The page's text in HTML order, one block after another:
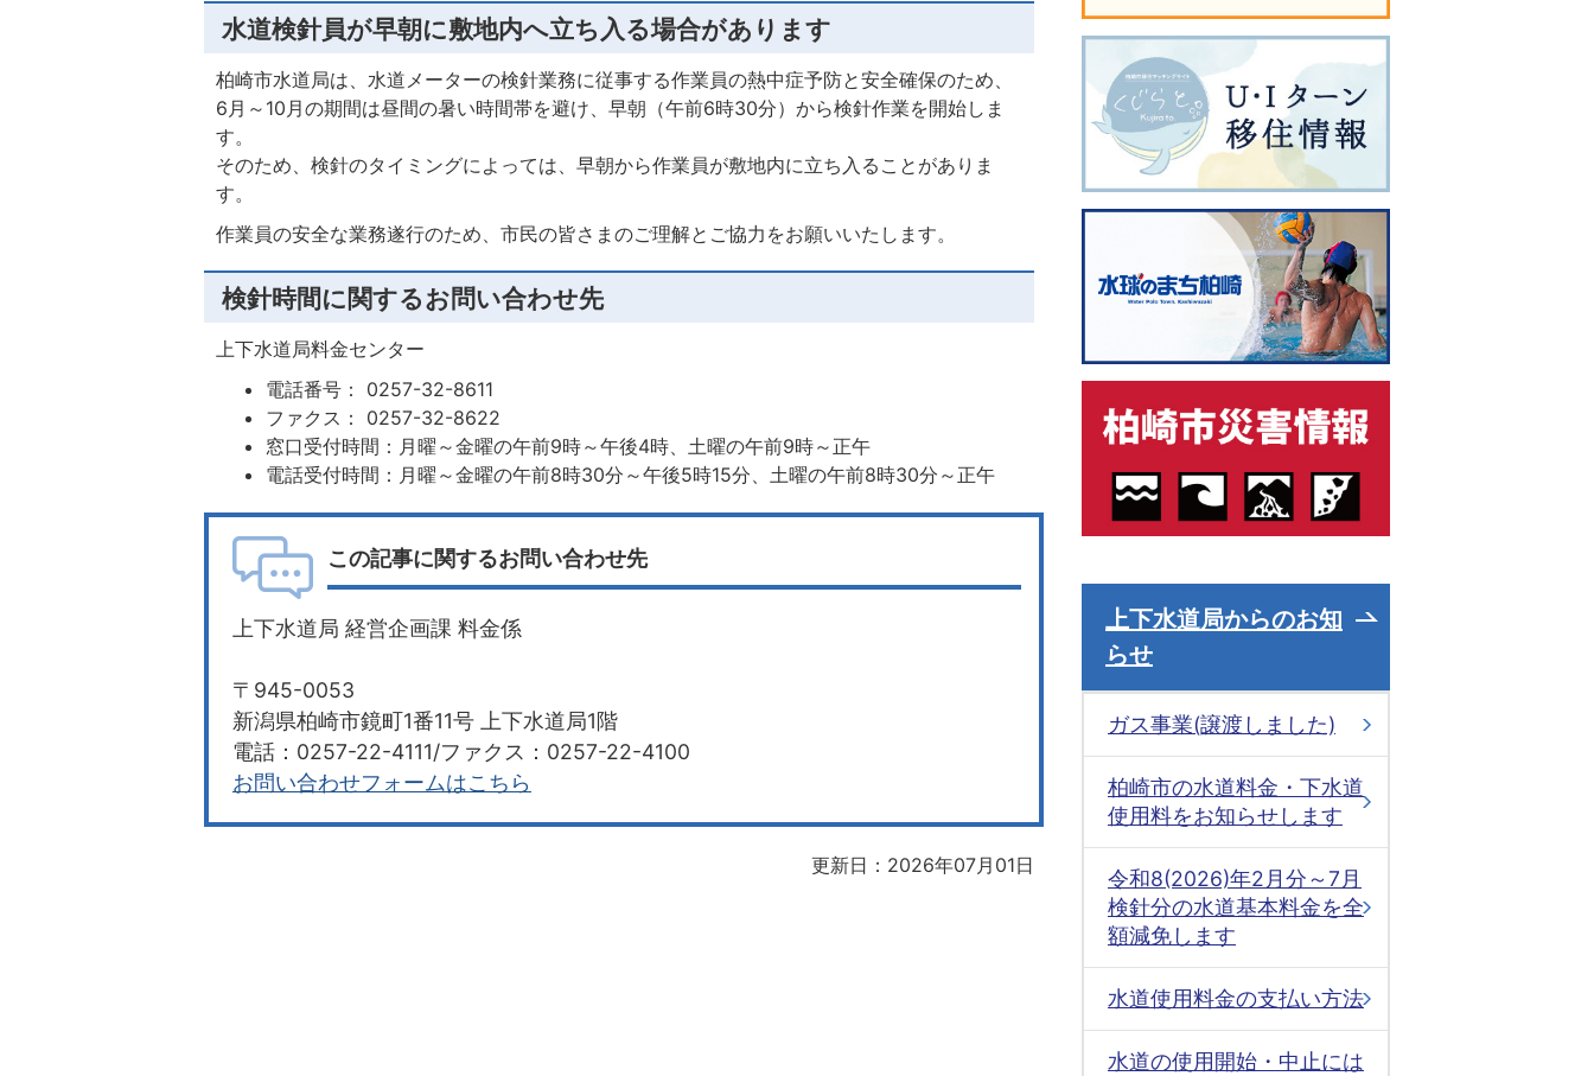
水道検針員が早朝に敷地内へ立ち入る場合があります
柏崎市水道局は、水道メーターの検針業務に従事する作業員の熱中症予防と安全確保のため、
6月～10月の期間は昼間の暑い時間帯を避け、早朝（午前6時30分）から検針作業を開始しま
す。
そのため、検針のタイミングによっては、早朝から作業員が敷地内に立ち入ることがありま
す。
作業員の安全な業務遂行のため、市民の皆さまのご理解とご協力をお願いいたします。
検針時間に関するお問い合わせ先
上下水道局料金センター
電話番号： 0257-32-8611
ファクス： 0257-32-8622
窓口受付時間：月曜～金曜の午前9時～午後4時、土曜の午前9時～正午
電話受付時間：月曜～金曜の午前8時30分～午後5時15分、土曜の午前8時30分～正午
この記事に関するお問い合わせ先
上下水道局 経営企画課 料金係
〒945-0053
新潟県柏崎市鏡町1番11号 上下水道局1階
電話：0257-22-4111/ファクス：0257-22-4100
お問い合わせフォームはこちら
更新日：2026年07月01日
上下水道局からのお知
らせ
ガス事業(譲渡しました)
柏崎市の水道料金・下水道
使用料をお知らせします
令和8(2026)年2月分～7月
検針分の水道基本料金を全
額減免します
水道使用料金の支払い方法
水道の使用開始・中止には